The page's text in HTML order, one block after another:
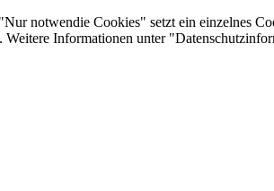
notwendie Cookies" setzt ein einzelnes
Informationen unter